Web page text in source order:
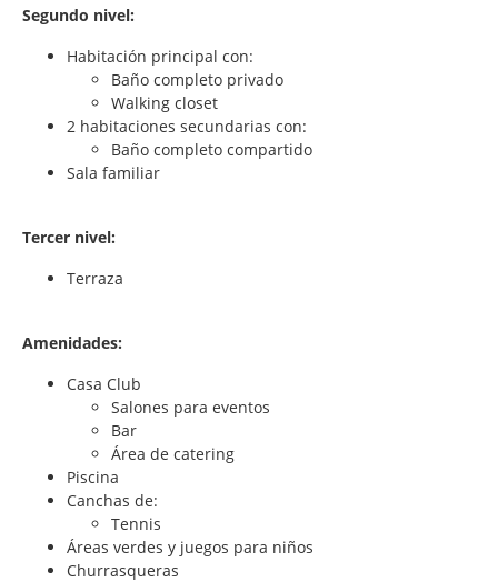
Segundo nivel:
Habitación principal con:
Baño completo privado
Walking closet
2 habitaciones secundarias con:
Baño completo compartido
Sala familiar
Tercer nivel:
Terraza
Amenidades:
Casa Club
Salones para eventos
Bar
Área de catering
Piscina
Canchas de:
Tennis
Áreas verdes y juegos para niños
Churrasqueras